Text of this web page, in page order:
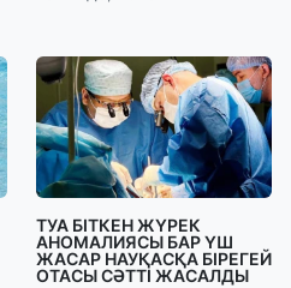
ТУА БІТКЕН ЖҮРЕК
АНОМАЛИЯСЫ БАР ҮШ
ЖАСАР НАУҚАСҚА БІРЕГЕЙ
ОТАСЫ СӘТТІ ЖАСАЛДЫ